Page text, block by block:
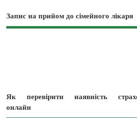
Запис на прийом до сімейного лікаря
Як перевірити наявність
онлайн